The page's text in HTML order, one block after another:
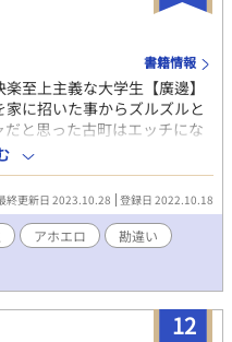
書籍情報
至上主義な大学生【廣邊】
に招いた事からズルズルと
と思った古町はエッチにな
しかも、なぜだかやたらと
めての経験にハマって
訳アリ陰キャ？サラリーマ
アホエロ小説。 ★ムーンラ
加筆修正して連載版にして
終更新日 2023.10.28 登録日 2022.10.18
アホエロ
勘違い
12